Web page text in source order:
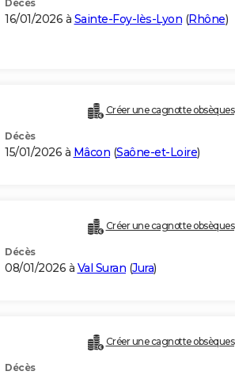
Décès
16/01/2026 à Sainte-Foy-lès-Lyon (Rhône)
Créer une cagnotte obsèques
Décès
15/01/2026 à Mâcon (Saône-et-Loire)
Créer une cagnotte obsèques
Décès
08/01/2026 à Val Suran (Jura)
Créer une cagnotte obsèques
Décès